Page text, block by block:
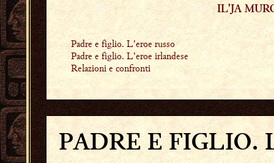
IL'JA
Padre e figlio. L'eroe russo
Padre e figlio. L'eroe irlandese
Relazioni e confronti
PADRE E FIGLIO.